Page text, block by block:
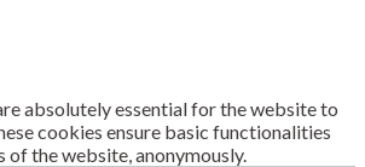
absolutely essential for the website to
cookies ensure basic functionalities
of the website, anonymously.